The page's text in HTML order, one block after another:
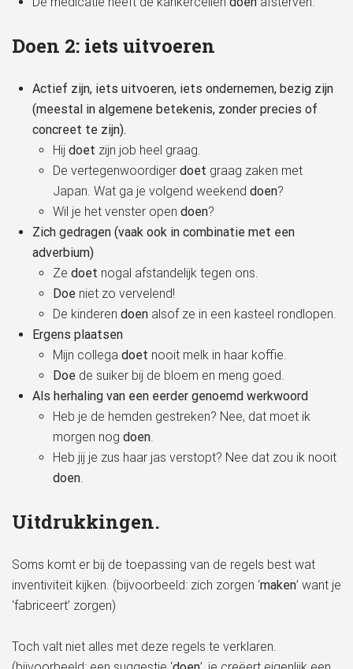
Doen 2: iets uitvoeren
Actief zijn, iets uitvoeren, iets ondernemen, bezig zijn
(meestal in algemene betekenis, zonder precies of
concreet te zijn).
Hij doet zijn job heel graag.
De vertegenwoordiger doet graag zaken met
Japan. Wat ga je volgend weekend doen?
Wil je het venster open doen?
Zich gedragen (vaak ook in combinatie met een
adverbium)
Ze doet nogal afstandelijk tegen ons.
Doe niet zo vervelend!
De kinderen doen alsof ze in een kasteel rondlopen.
Ergens plaatsen
Mijn collega doet nooit melk in haar koffie.
Doe de suiker bij de bloem en meng goed.
Als herhaling van een eerder genoemd werkwoord
Heb je de hemden gestreken? Nee, dat moet ik
morgen nog doen.
Heb jij je zus haar jas verstopt? Nee dat zou ik nooit
doen.
Uitdrukkingen.
Soms komt er bij de toepassing van de regels best wat
inventiviteit kijken. (bijvoorbeeld: zich zorgen ‘maken’ want je
‘fabriceert’ zorgen)
Toch valt niet alles met deze regels te verklaren.